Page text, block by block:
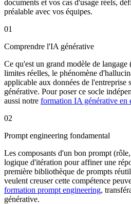
documents et vos cas d'usage réels,
préalable avec vos équipes.
01
Comprendre l'IA générative
Ce qu'est un grand modèle de
limites réelles, le phénomène
applicable aux données de l'entreprise
générative. Pour poser ce socle
aussi notre formation IA générative en
02
Prompt engineering fondamental
Les composants d'un bon prompt
logique d'itération pour affiner une
première bibliothèque de prompts
veulent creuser cette compétence
formation prompt engineering,
générative.